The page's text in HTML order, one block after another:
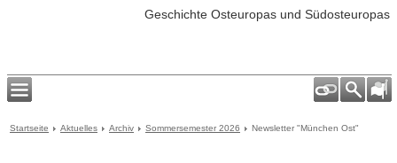
Geschichte Osteuropas und Südosteuropas
Startseite Aktuelles Archiv Sommersemester 2026 Newsletter "München Ost"